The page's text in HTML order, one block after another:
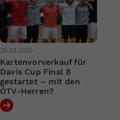
26.03.2025
Kartenvorverkauf für
Davis Cup Final 8
gestartet – mit den
ÖTV-Herren?